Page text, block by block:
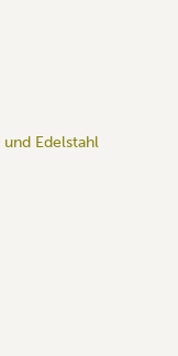
Edelstahl